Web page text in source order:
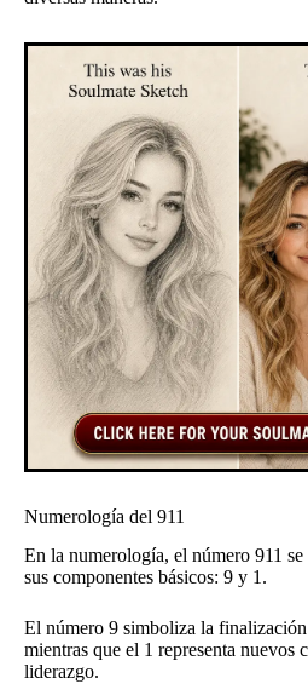
Numerología del 911
En la numerología, el número 911 se
sus componentes básicos: 9 y 1.
El número 9 simboliza la
mientras que el 1 representa nuevos
liderazgo.